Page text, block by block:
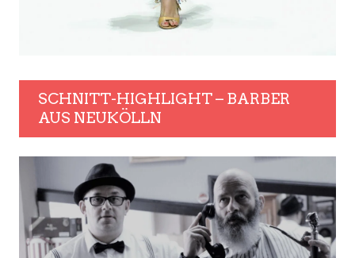
SCHNITT-HIGHLIGHT – BARBER
AUS NEUKÖLLN